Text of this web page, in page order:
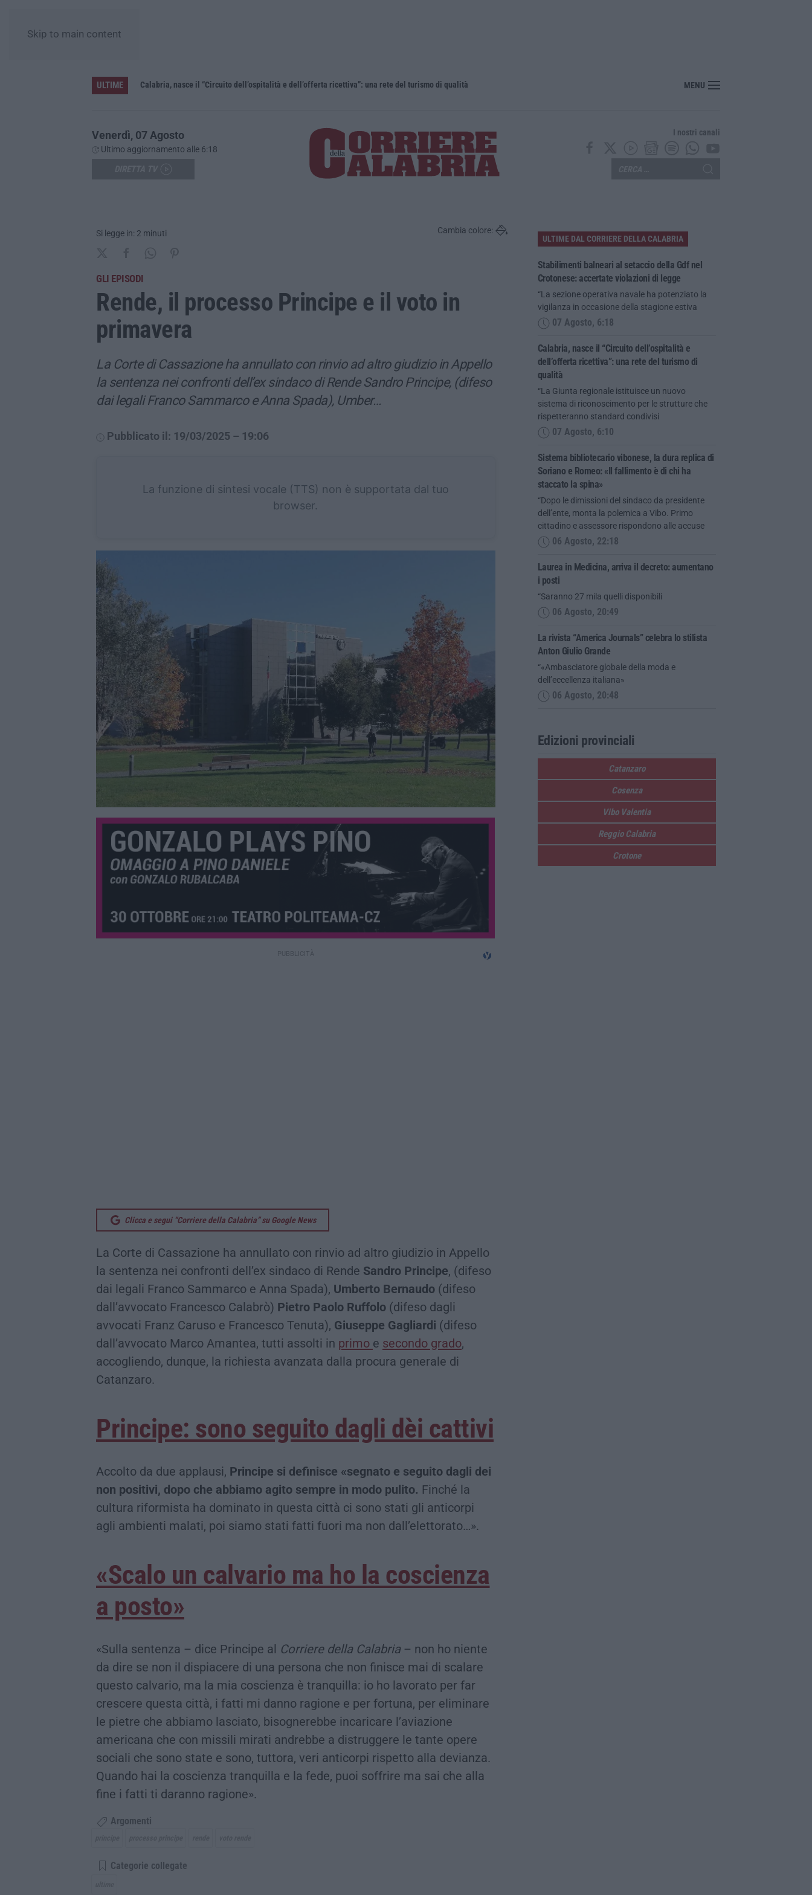
Skip to main content
ULTIME Calabria, nasce il “Circuito dell’ospitalità e dell’offerta ricettiva”: una rete del turismo di qualità MENU
Venerdì, 07 Agosto
Ultimo aggiornamento alle 6:18
I nostri canali
Si legge in: 2 minuti Cambia colore:
GLI EPISODI
Rende, il processo Principe e il voto in
primavera
La Corte di Cassazione ha annullato con rinvio ad altro giudizio in Appello
la sentenza nei confronti dell’ex sindaco di Rende Sandro Principe, (difeso
dai legali Franco Sammarco e Anna Spada), Umber…
Pubblicato il: 19/03/2025 – 19:06
La funzione di sintesi vocale (TTS) non è supportata dal tuo
browser.
Clicca e segui “Corriere della Calabria” su Google News
La Corte di Cassazione ha annullato con rinvio ad altro giudizio in Appello
la sentenza nei confronti dell’ex sindaco di Rende Sandro Principe, (difeso
dai legali Franco Sammarco e Anna Spada), Umberto Bernaudo (difeso
dall’avvocato Francesco Calabrò) Pietro Paolo Ruffolo (difeso dagli
avvocati Franz Caruso e Francesco Tenuta), Giuseppe Gagliardi (difeso
dall’avvocato Marco Amantea, tutti assolti in primo e secondo grado,
accogliendo, dunque, la richiesta avanzata dalla procura generale di
Catanzaro.
Principe: sono seguito dagli dèi cattivi
Accolto da due applausi, Principe si definisce «segnato e seguito dagli dei
non positivi, dopo che abbiamo agito sempre in modo pulito. Finché la
cultura riformista ha dominato in questa città ci sono stati gli anticorpi
agli ambienti malati, poi siamo stati fatti fuori ma non dall’elettorato…».
«Scalo un calvario ma ho la coscienza
a posto»
«Sulla sentenza – dice Principe al Corriere della Calabria– non ho niente
da dire se non il dispiacere di una persona che non finisce mai di scalare
questo calvario, ma la mia coscienza è tranquilla: io ho lavorato per far
crescere questa città, i fatti mi danno ragione e per fortuna, per eliminare
le pietre che abbiamo lasciato, bisognerebbe incaricare l’aviazione
americana che con missili mirati andrebbe a distruggere le tante opere
sociali che sono state e sono, tuttora, veri anticorpi rispetto alla devianza.
Quando hai la coscienza tranquilla e la fede, puoi soffrire ma sai che alla
fine i fatti ti daranno ragione».
Argomenti
Categorie collegate
ULTIME DAL CORRIERE DELLA CALABRIA
Stabilimenti balneari al setaccio della Gdf nel
Crotonese: accertate violazioni di legge
“La sezione operativa navale ha potenziato la
vigilanza in occasione della stagione estiva
07 Agosto, 6:18
Calabria, nasce il “Circuito dell’ospitalità e
dell’offerta ricettiva”: una rete del turismo di
qualità
“La Giunta regionale istituisce un nuovo
sistema di riconoscimento per le strutture che
rispetteranno standard condivisi
07 Agosto, 6:10
Sistema bibliotecario vibonese, la dura replica di
Soriano e Romeo: «Il fallimento è di chi ha
staccato la spina»
“Dopo le dimissioni del sindaco da presidente
dell’ente, monta la polemica a Vibo. Primo
cittadino e assessore rispondono alle accuse
06 Agosto, 22:18
Laurea in Medicina, arriva il decreto: aumentano
i posti
“Saranno 27 mila quelli disponibili
06 Agosto, 20:49
La rivista “America Journals” celebra lo stilista
Anton Giulio Grande
“«Ambasciatore globale della moda e
dell’eccellenza italiana»
06 Agosto, 20:48
Edizioni provinciali
Catanzaro
Cosenza
Vibo Valentia
Reggio Calabria
Crotone